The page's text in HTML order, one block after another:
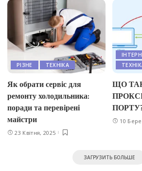
РІЗНЕ ТЕХНІКА
Як обрати сервіс для
ремонту холодильника:
поради та перевірені
майстри
23 Квітня, 2025
ЩО
10
ЗАГРУЗИТЬ БОЛЬШЕ